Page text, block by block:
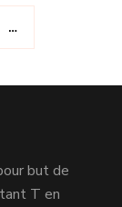
…
but de
T en